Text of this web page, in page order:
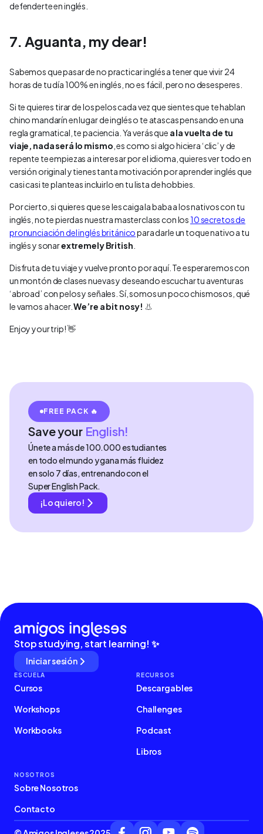
defenderte en inglés.
7. Aguanta, my dear!
Sabemos que pasar de no practicar inglés a tener que vivir 24
horas de tu día 100% en inglés, no es fácil, pero no desesperes.
Si te quieres tirar de los pelos cada vez que sientes que te hablan
chino mandarín en lugar de inglés o te atascas pensando en una
regla gramatical, te paciencia. Ya verás que a la vuelta de tu
viaje, nada será lo mismo , es como si algo hiciera ‘clic’ y de
repente te empiezas a interesar por el idioma, quieres ver todo en
versión original y tienes tanta motivación por aprender inglés que
casi casi te planteas incluirlo en tu lista de hobbies.
Por cierto, si quieres que se les caiga la baba a los nativos con tu
inglés, no te pierdas nuestra masterclass con los10 secretos de
pronunciación del inglés británicopara darle un toque nativo a tu
inglés y sonarextremely British
Disfruta de tu viaje y vuelve pronto por aquí. Te esperaremos con
un montón de clases nuevas y deseando escuchar tu aventuras
‘abroad’ con pelos y señales. Sí, somos un poco chismosos, qué
le vamos a hacer.We’re a bit nosy! 👃
Enjoy your trip! 👋
FREE PACK 🔥
Save your English!
Únete a más de 100.000 estudiantes
en todo el mundo y gana más fluidez
en solo 7 días, entrenando con el
Super English Pack.
¡Lo quiero!
Stop studying, start learning! ✨
Iniciar sesión
ESCUELA
Cursos
Workshops
Workbooks
RECURSOS
Descargables
Challenges
Podcast
Libros
NOSOTROS
Sobre Nosotros
Contacto